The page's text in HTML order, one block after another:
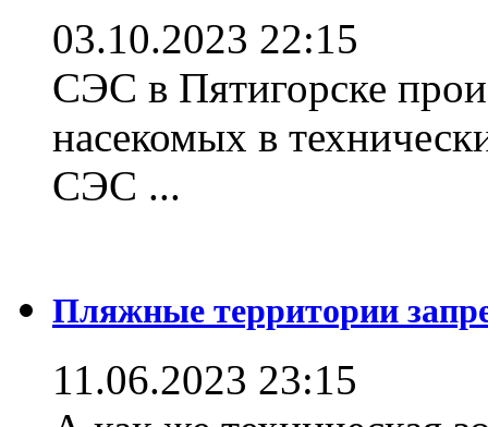
03.10.2023 22:15
СЭС в Пятигорске
насекомых в
СЭС ...
Пляжные территории
11.06.2023 23:15